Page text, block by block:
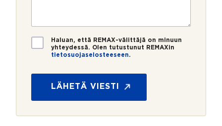
o
*
i
*
h
i
T
i
o
Haluan, että REMAX-välittäjä on minuun
yhteydessä. Olen tutustunut REMAXin
tietosuojaselosteeseen.
LÄHETÄ VIESTI